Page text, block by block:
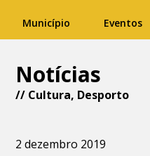
Município Eventos
Notícias
// Cultura, Desporto
2 dezembro 2019